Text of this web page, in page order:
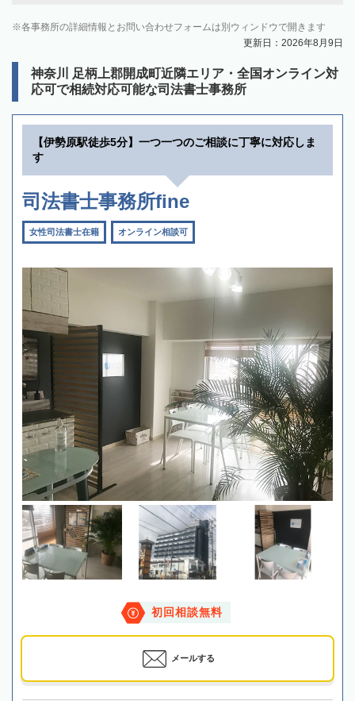
各事務所の詳細情報とお問い合わせフォームは別ウィンドウで開きます
更新日：2026年8月9日
神奈川 足柄上郡開成町近隣エリア・全国オンライン対
応可で相続対応可能な司法書士事務所
【伊勢原駅徒歩5分】一つ一つのご相談に丁寧に対応しま
す
司法書士事務所fine
女性司法書士在籍 オンライン相談可
初回相談無料
メールする